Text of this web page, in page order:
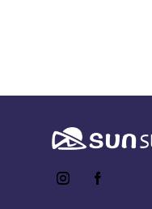
instagramfacebook-